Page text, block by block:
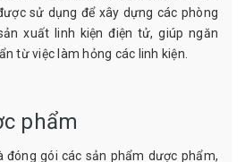
sử dụng để xây dựng các phòng
xuất linh kiện điện tử, giúp ngăn
từ việc làm hỏng các linh kiện.
phẩm
đóng gói các sản phẩm dược phẩm,